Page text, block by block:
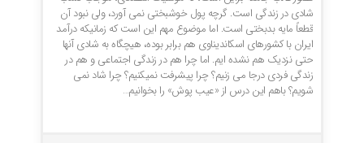
شادی در زندگی است. گرچه پول خوشبختی نمی آورد، ولی نبود آن
قطعاً مایه بدبختی است. اما موضوع مهم این است که زمانیکه درآمد
ایران با کشورهای اسکاندیناوی هم برابر بوده، هیچگاه به شادی آنها
حتی نزدیک هم نشده ایم. اما چرا هم در زندگی اجتماعی و هم در
زندگی فردی درجا می زنیم؟ چرا پیشرفت نمیکنیم؟ چرا شاد نمی
شویم؟ باهم این درس از «عیب پوش» را بخوانیم…